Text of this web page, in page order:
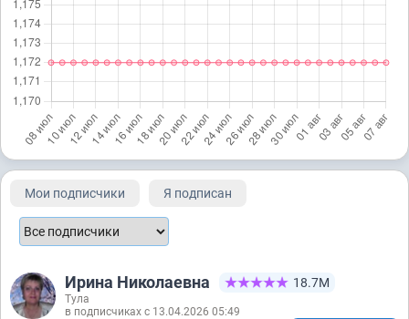
Мои подписчики Я подписан
Ирина Николаевна 18.7М
Тула
в подписчиках с 13.04.2026 05:49